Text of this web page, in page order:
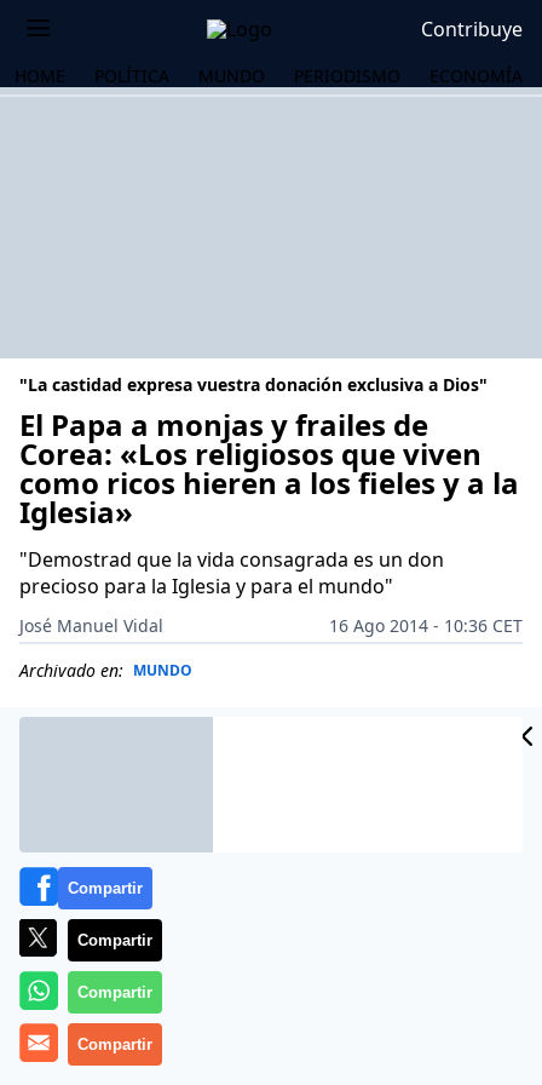
Contribuye
HOME POLÍTICA MUNDO PERIODISMO ECONOMÍA
"La castidad expresa vuestra donación exclusiva a Dios"
El Papa a monjas y frailes de
Corea: «Los religiosos que viven
como ricos hieren a los fieles y a la
Iglesia»
"Demostrad que la vida consagrada es un don
precioso para la Iglesia y para el mundo"
José Manuel Vidal
16 Ago 2014 - 10:36 CET
Archivado en: MUNDO
(José M. Vidal).- Miles de monjas se reunen con el
Compartir
Compartir
Compartir
Compartir